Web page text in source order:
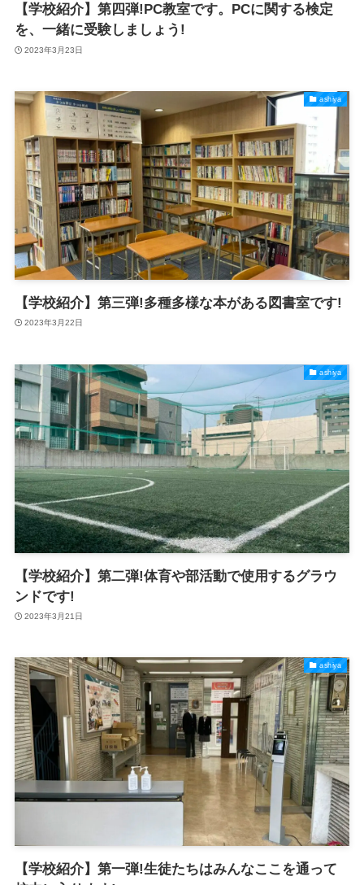
【学校紹介】第四弾!PC教室です。PCに関する検定
を、一緒に受験しましょう!
2023年3月23日
ashiya
【学校紹介】第三弾!多種多様な本がある図書室です!
2023年3月22日
ashiya
【学校紹介】第二弾!体育や部活動で使用するグラウ
ンドです!
2023年3月21日
ashiya
【学校紹介】第一弾!生徒たちはみんなここを通って